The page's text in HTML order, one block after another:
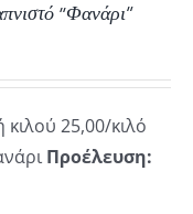
“Φανάρι”
κιλού 25,00/κιλό
Προέλευση: